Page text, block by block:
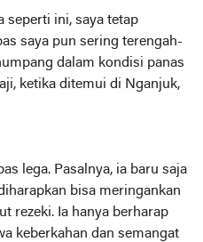
seperti ini, saya tetap
saya pun sering terengah-
dalam kondisi panas
ketika ditemui di Nganjuk,
lega. Pasalnya, ia baru saja
bisa meringankan
rezeki. Ia hanya berharap
keberkahan dan semangat